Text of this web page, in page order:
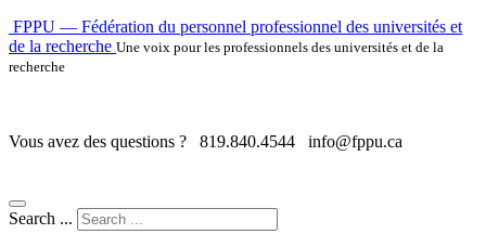
Skip
to
content
FPPU — Fédération du personnel professionnel des universités et
de la recherche Une voix pour les professionnels des universités et de la
recherche
Vous avez des questions ? 819.840.4544 info@fppu.ca
Search ...